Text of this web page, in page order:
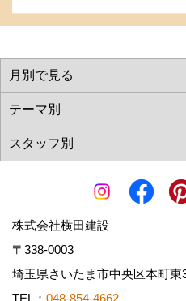
株式会社横田建設
〒338-0003
埼玉県さいたま市中央区本町
TEL： 048-854-4662